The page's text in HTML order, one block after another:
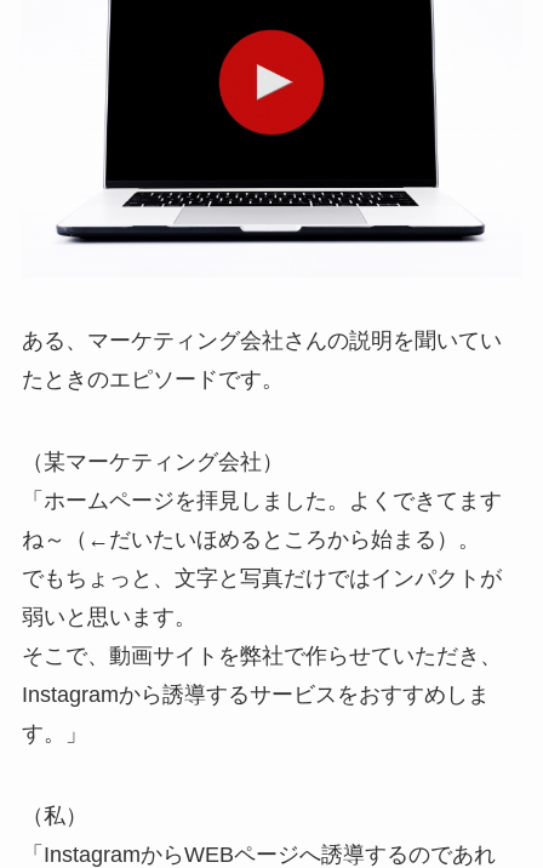
ある、マーケティング会社さんの説明を聞いてい
たときのエピソードです。
（某マーケティング会社）
「ホームページを拝見しました。よくできてます
ね～（←だいたいほめるところから始まる）。
でもちょっと、文字と写真だけではインパクトが
弱いと思います。
そこで、動画サイトを弊社で作らせていただき、
Instagramから誘導するサービスをおすすめしま
す。」
（私）
「InstagramからWEBページへ誘導するのであれ